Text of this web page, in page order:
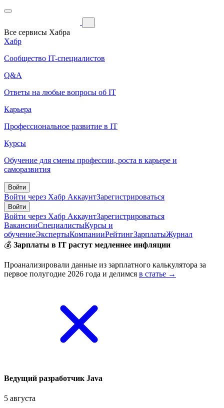
Все сервисы Хабра
Хабр
Сообщество IT-специалистов
Q&A
Ответы на любые вопросы об IT
Карьера
Профессиональное развитие в IT
Курсы
Обучение для смены профессии, роста в карьере и
саморазвития
Войти
Войти через Хабр АккаунтЗарегистрироваться
Войти
Войти через Хабр АккаунтЗарегистрироваться
ВакансииСпециалистыКурсы и
обучениеЭкспертыКомпанииРейтингЗарплатыЖурнал
💰 Зарплаты в IT растут медленнее инфляции
Проанализировали данные из зарплатного калькулятора за
первое полугодие 2026 года и делимся в статье →
Ведущий разработчик Java
5 августа